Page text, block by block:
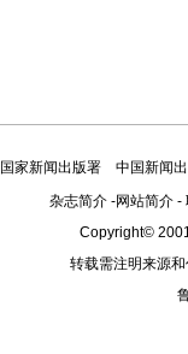
国家新闻出版署
中国新闻
杂志简介-网站简介-
Copyright©
转载需注明来源